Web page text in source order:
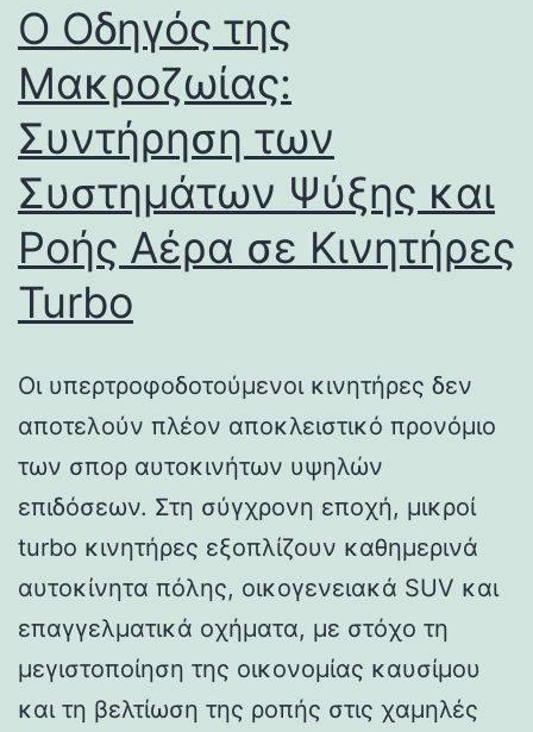
Ο Οδηγός της
Μακροζωίας:
Συντήρηση των
Συστημάτων Ψύξης και
Ροής Αέρα σε Κινητήρες
Turbo
Οι υπερτροφοδοτούμενοι κινητήρες δεν
αποτελούν πλέον αποκλειστικό προνόμιο
των σπορ αυτοκινήτων υψηλών
επιδόσεων. Στη σύγχρονη εποχή, μικροί
turbo κινητήρες εξοπλίζουν καθημερινά
αυτοκίνητα πόλης, οικογενειακά SUV και
επαγγελματικά οχήματα, με στόχο τη
μεγιστοποίηση της οικονομίας καυσίμου
και τη βελτίωση της ροπής στις χαμηλές